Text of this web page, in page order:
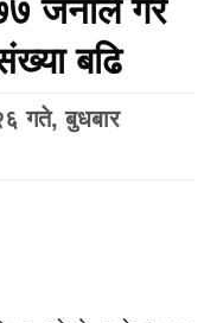
७७ जनाले गरे
बढि
गते, बुधबार